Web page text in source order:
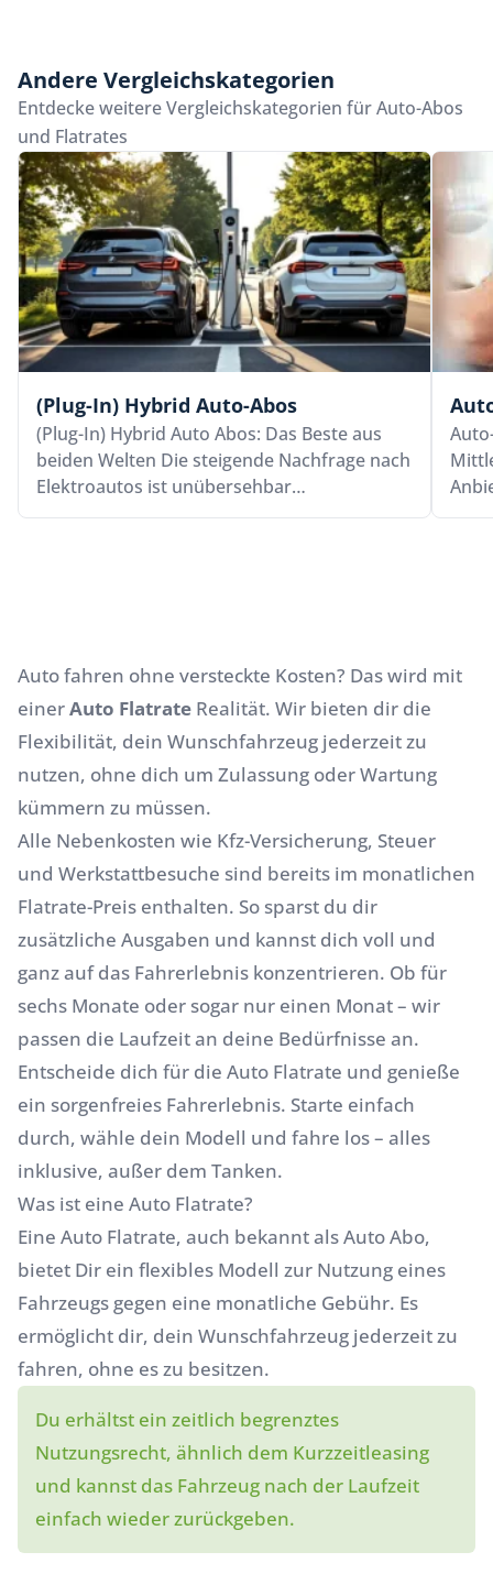
Andere Vergleichskategorien
Entdecke weitere Vergleichskategorien für Auto-Abos
und Flatrates
(Plug-In) Hybrid Auto-Abos
(Plug-In) Hybrid Auto Abos: Das Beste aus
beiden Welten Die steigende Nachfrage nach
Elektroautos ist unübersehbar…
Auto fahren ohne versteckte Kosten? Das wird mit
einerAuto Flatrate Realität. Wir bieten dir die
Flexibilität, dein Wunschfahrzeug jederzeit zu
nutzen, ohne dich um Zulassung oder Wartung
kümmern zu müssen.
Alle Nebenkosten wie Kfz-Versicherung, Steuer
und Werkstattbesuche sind bereits im monatlichen
Flatrate-Preis enthalten. So sparst du dir
zusätzliche Ausgaben und kannst dich voll und
ganz auf das Fahrerlebnis konzentrieren. Ob für
sechs Monate oder sogar nur einen Monat – wir
passen die Laufzeit an deine Bedürfnisse an.
Entscheide dich für die Auto Flatrate und genieße
ein sorgenfreies Fahrerlebnis. Starte einfach
durch, wähle dein Modell und fahre los – alles
inklusive, außer dem Tanken.
Was ist eine Auto Flatrate?
Eine Auto Flatrate, auch bekannt alsAuto Abo,
bietet Dir ein flexibles Modell zur Nutzung eines
Fahrzeugs gegen eine monatliche Gebühr. Es
ermöglicht dir, dein Wunschfahrzeug jederzeit zu
fahren, ohne es zu besitzen.
Du erhältst ein zeitlich begrenztes
Nutzungsrecht, ähnlich dem Kurzzeitleasing
und kannst das Fahrzeug nach der Laufzeit
einfach wieder zurückgeben.